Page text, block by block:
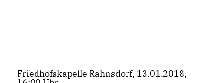
Friedhofskapelle Rahnsdorf, 13.01.2018,